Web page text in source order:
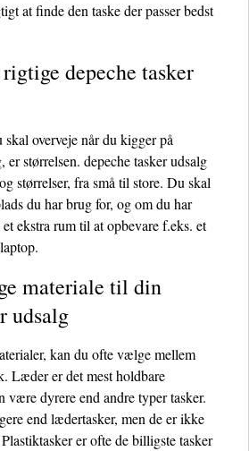
at finde den taske der passer bedst
depeche tasker
overveje når du kigger på
er størrelsen. depeche tasker udsalg
størrelser, fra små til store. Du skal
du har brug for, og om du har
ekstra rum til at opbevare f.eks. et
materiale til din
udsalg
kan du ofte vælge mellem
Læder er det mest holdbare
være dyrere end andre typer tasker.
end lædertasker, men de er ikke
er ofte de billigste tasker